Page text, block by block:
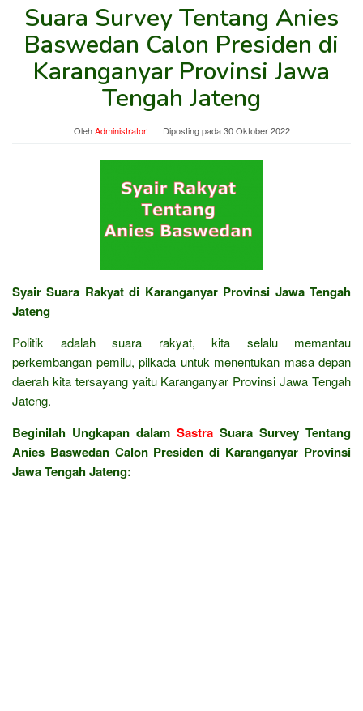
Suara Survey Tentang Anies
Baswedan Calon Presiden di
Karanganyar Provinsi Jawa
Tengah Jateng
OlehAdministrator Diposting pada30 Oktober 2022
Syair Suara Rakyat di Karanganyar Provinsi Jawa Tengah
Jateng
Politik adalah suara rakyat, kita selalu memantau
perkembangan pemilu, pilkada untuk menentukan masa depan
daerah kita tersayang yaitu Karanganyar Provinsi Jawa Tengah
Jateng.
Beginilah Ungkapan dalam Sastra Suara Survey Tentang
Anies Baswedan Calon Presiden di Karanganyar Provinsi
Jawa Tengah Jateng: